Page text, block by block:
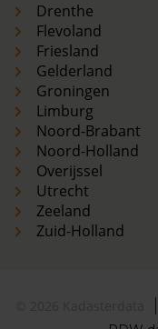
Drenthe
Flevoland
Friesland
Gelderland
Groningen
Limburg
Noord-Brabant
Noord-Holland
Overijssel
Utrecht
Zeeland
Zuid-Holland